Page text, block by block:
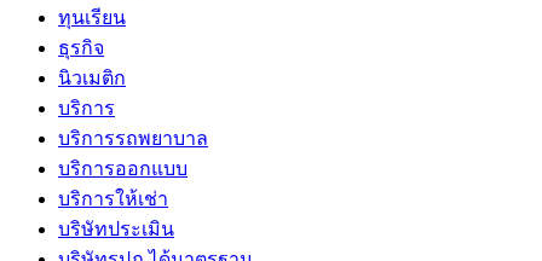
ทุนเรียน
ธุรกิจ
นิวเมติก
บริการ
บริการรถพยาบาล
บริการออกแบบ
บริการให้เช่า
บริษัทประเมิน